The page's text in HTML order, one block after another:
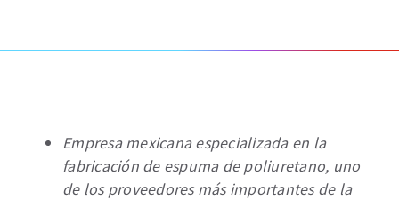
Empresa mexicana especializada en la
fabricación de espuma de poliuretano, uno
de los proveedores más importantes de la